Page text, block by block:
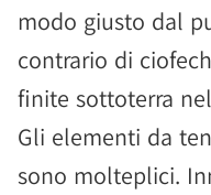
modo giusto dal
contrario di
finite sottoterra
Gli elementi da
sono molteplici.